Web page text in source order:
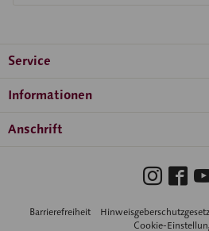
Service
Informationen
Anschrift
Barrierefreiheit Hinweisgeberschutzgesetz
Cookie-